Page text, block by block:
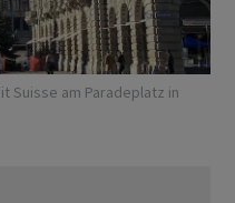
Suisse am Paradeplatz in